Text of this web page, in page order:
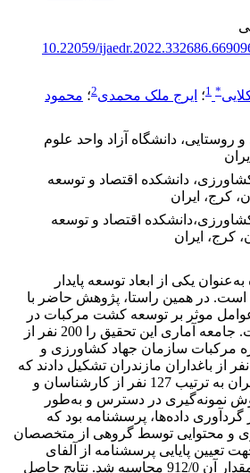
10.22059/
*
1؛ ایرج ملک محمدی2؛ محمود
دانشگاه آزاد واحد علوم
دانشکده اقتصاد و توسعه
کرج، ایران
اقتصاد و توسعه
کرج، ایران
یکی از ابعاد توسعه پایدار
است. در همین راستا، پژوهش حاضر با
موثر بر توسعه کشت مرکبات در
مازندران انجام شده است. جامعه آماری این تحقیق را 200 نفر از
مرکبات سازمان جهاد کشاورزی و
واحدهای تابعه و 148238 نفر از باغداران مازندران تشکیل دادند که
با استفاده از فرمول کوکران به ترتیب 127 نفر از کارشناسان و
روش نمونه‌گیری در دسترس و به‌طور
داده‌ها، پرسشنامه بود که
و محتوایی توسط گروهی از متخصصان
تعیین پایایی پرسشنامه از آلفای
کرونباخ استفاده شد که مقدار آن 912/0 محاسبه شد. نتایج حاصل